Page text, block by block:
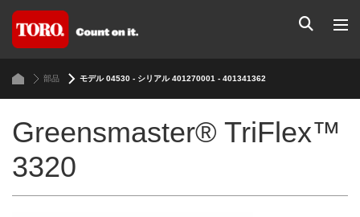
部品 モデル 04530 - シリアル 401270001 - 401341362
Greensmaster® TriFlex™
3320